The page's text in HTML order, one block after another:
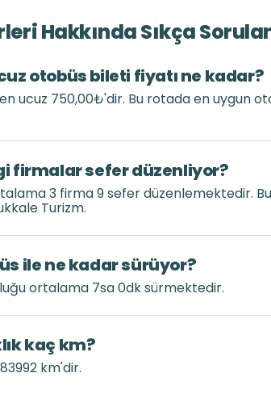
Hakkında Sıkça
otobüs bileti fiyatı ne kadar?
ucuz 750,00₺'dir. Bu rotada en uygun
firmalar sefer düzenliyor?
3 firma 9 sefer düzenlemektedir.
Turizm.
ile ne kadar sürüyor?
ortalama 7sa 0dk sürmektedir.
kaç km?
km'dir.